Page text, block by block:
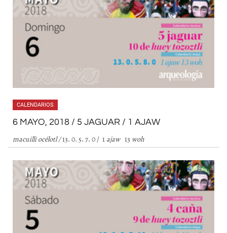
CALENDARIOS
6 MAYO, 2018 / 5 JAGUAR / 1 AJAW
macuilli océlotl/13. 0. 5. 7. 0 / 1 ajaw13 woh